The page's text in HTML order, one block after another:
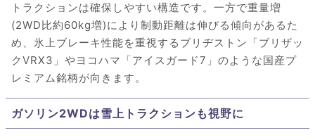
トラクションは確保しやすい構造です。一方で重量増
(2WD比約60kg増)により制動距離は伸びる傾向があるた
め、氷上ブレーキ性能を重視するブリヂストン「ブリザッ
クVRX3」やヨコハマ「アイスガード7」のような国産プ
レミアム銘柄が向きます。
ガソリン2WDは雪上トラクションも視野に